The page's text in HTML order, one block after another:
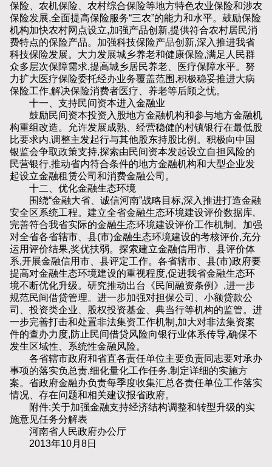
保险、农机保险、农村综合保险等地方特色农业保险和涉农
保险发展,全面提高保险服务“三农”的能力和水平。鼓励保险
机构加快农村网点设立,加强产品创新,提供符合农村居民消
费特点的保险产品。加强科技保险产品创新,深入推进我省
科技保险发展。大力发展城乡养老和健康保险,满足人民群
众多层次保障需求,提高城乡居民养老、医疗保障水平。努
力扩大医疗保险委托经办业务覆盖范围,积极稳妥推进大病
保险工作,解决保险消费者医疗、养老等后顾之忧。
十一、支持民间资本进入金融业
鼓励民间资本投资入股地方金融机构和参与地方金融机
构重组改造。允许发展成熟、经营稳健的村镇银行在最低股
比要求内,调整主发起行与其他股东持股比例。积极向中国
银监会争取政策支持,探索由民间资本发起设立自担风险的
民营银行,推动省内符合条件的地方金融机构和大型企业发
起设立金融租赁公司和消费金融公司。
十二、优化金融生态环境
围绕“金融大省、诚信河南”战略目标,深入推进打造金融
安全区系统工程。建立全省金融生态环境建设评价数据库,
完善符合我省实际的金融生态环境建设评价工作机制。加强
对全省各省辖市、县(市)金融生态环境建设的考核评价,充分
运用评价结果,奖优扶弱。探索建立金融信用市、县评价体
系,开展金融信用市、县评定工作。各省辖市、县(市)政府要
提高对金融生态环境建设的重视程度,促进我省金融生态环
境不断优化升级。研究推动出台《民间融资条例》,进一步
规范民间借贷管理。进一步加强对担保公司、小额贷款公
司、投资类企业、股权投资基金、典当行等机构的监管。进
一步完善打击和处置非法集资工作机制,加大对非法集资案
件的查办力度,防止民间借贷风险向银行业体系传导,确保不
发生区域性、系统性金融风险。
各省辖市政府和省直各责任单位主要负责同志要对承办
事项的落实负总责,细化量化工作任务,制定详细的实施方
案。省政府金融办负责每季度收集汇总各责任单位工作落实
情况、存在问题和相关建议报省政府。
附件:关于加强金融支持经济结构调整和转型升级的实
施意见任务分解表
河南省人民政府办公厅
2013年10月8日